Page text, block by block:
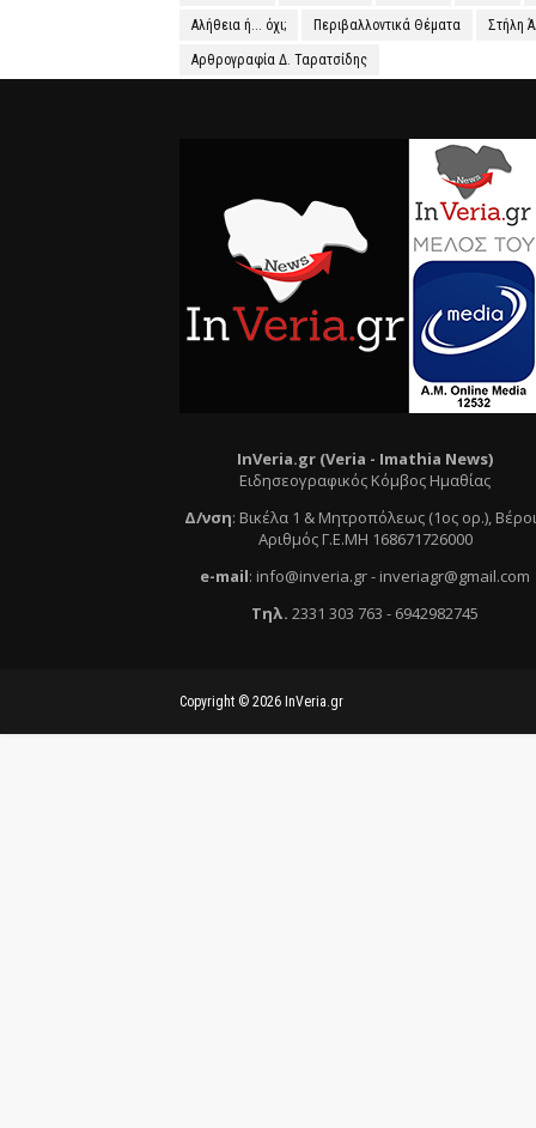
Αλήθεια ή... όχι; Περιβαλλοντικά Θέματα Στήλη
Αρθρογραφία Δ. Ταρατσίδης
InVeria.gr (Veria - Ιmathia News)
Ειδησεογραφικός Κόμβος Ημαθίας
Δ/νση: Βικέλα 1 & Μητροπόλεως (1ος ορ.),
Αριθμός Γ.Ε.ΜΗ 168671726000
e-mail: info@inveria.gr- inveriagr@gmail.com
Τηλ. 2331 303 763 - 6942982745
Copyright © 2026 InVeria.gr